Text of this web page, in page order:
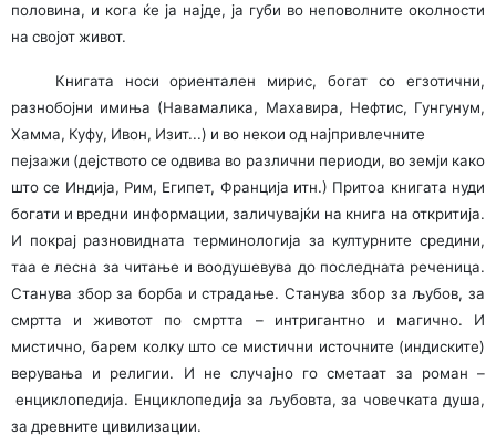
половина, и кога ќе ја најде, ја губи во неповолните околности
на својот живот.
Книгата носи ориентален мирис, богат со егзотични,
разнобојни имиња (Навамалика, Махавира, Нефтис, Гунгунум,
Хамма, Куфу, Ивон, Изит...) и во некои од најпривлечните
пејзажи (дејството се одвива во различни периоди, во земји како
што се Индија, Рим, Египет, Франција итн.) Притоа книгата нуди
богати и вредни информации, заличувајќи на книга на откритија.
И покрај разновидната терминологија за културните средини,
таа е лесна за читање и воодушевува до последната реченица.
Станува збор за борба и страдање. Станува збор за љубов, за
смртта и животот по смртта – интригантно и магично. И
мистично, барем колку што се мистични источните (индиските)
верувања и религии. И не случајно го сметаат за роман –
енциклопедија. Енциклопедија за љубовта, за човечката душа,
за древните цивилизации.